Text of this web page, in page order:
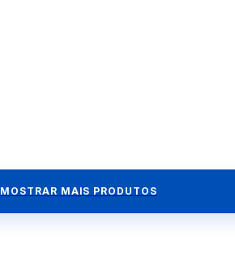
MOSTRAR MAIS PRODUTOS